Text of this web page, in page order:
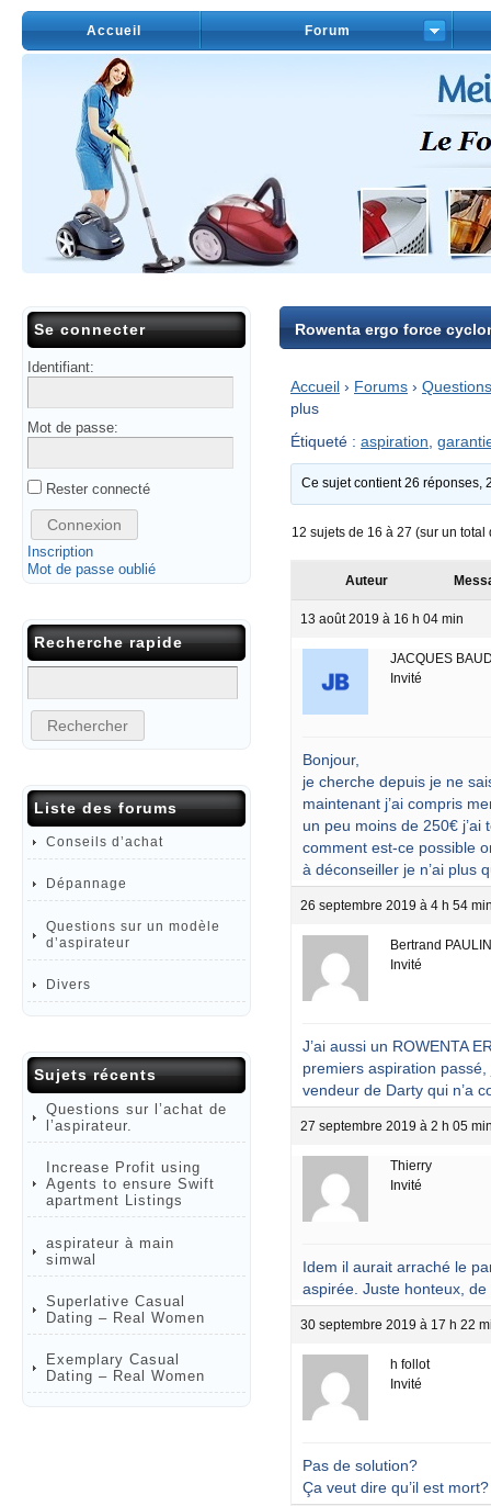
Accueil Forum
Rowenta ergo force
Accueil › Forums ›
plus
Étiqueté : aspiration
Ce sujet contient 26 réponses,
12 sujets de 16 à 27 (sur un total
Auteur
13 août 2019 à 16 h 04 min
JACQUES
Invité
Bonjour,
je cherche depuis je ne
maintenant j’ai compris
un peu moins de 250€
comment est-ce possible
à déconseiller je n’ai plus
26 septembre 2019 à 4 h 54
Bertrand PAULIN
Invité
J’ai aussi un ROWENTA
premiers aspiration passé,
vendeur de Darty qui n’a
27 septembre 2019 à 2 h 05
Thierry
Invité
Idem il aurait arraché le
aspirée. Juste honteux,
30 septembre 2019 à 17 h 22
h follot
Invité
Pas de solution?
Ça veut dire qu’il est mort?
Se connecter
Identifiant:
Mot de passe:
Rester connecté
Connexion
Inscription
Mot de passe oublié
Recherche rapide
Liste des forums
Conseils d’achat
Dépannage
Questions sur un modèle
d’aspirateur
Divers
Sujets récents
Questions sur l’achat de
l’aspirateur.
Increase Profit using
Agents to ensure Swift
apartment Listings
aspirateur à main
simwal
Superlative Сasual
Dating – Real Women
Exemplary Сasual
Dating – Real Women